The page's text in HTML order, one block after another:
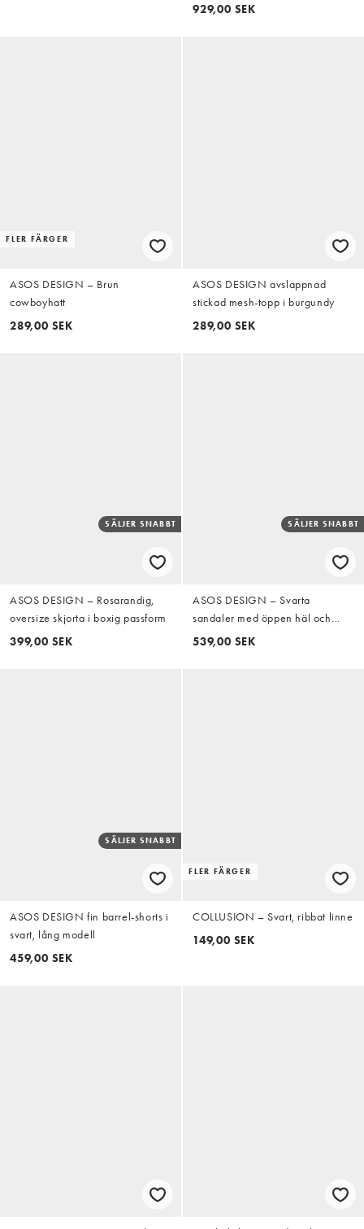
929,00 SEK
FLER FÄRGER
ASOS DESIGN – Brun
cowboyhatt
289,00 SEK
ASOS DESIGN avslappnad
stickad mesh-topp i burgundy
289,00 SEK
SÄLJER SNABBT
ASOS DESIGN – Rosarandig,
oversize skjorta i boxig passform
399,00 SEK
SÄLJER SNABBT
ASOS DESIGN – Svarta
sandaler med öppen häl och
spänne
539,00 SEK
SÄLJER SNABBT
ASOS DESIGN fin barrel-shorts i
svart, lång modell
459,00 SEK
FLER FÄRGER
COLLUSION – Svart, ribbat linne
149,00 SEK